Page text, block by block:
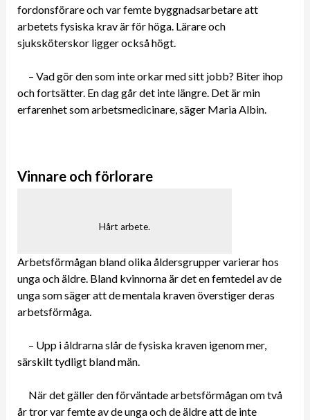
fordonsförare och var femte byggnadsarbetare att
arbetets fysiska krav är för höga. Lärare och
sjuksköterskor ligger också högt.
– Vad gör den som inte orkar med sitt jobb? Biter ihop
och fortsätter. En dag går det inte längre. Det är min
erfarenhet som arbetsmedicinare, säger Maria Albin.
Vinnare och förlorare
Hårt arbete.
Arbetsförmågan bland olika åldersgrupper varierar hos
unga och äldre. Bland kvinnorna är det en femtedel av de
unga som säger att de mentala kraven överstiger deras
arbetsförmåga.
– Upp i åldrarna slår de fysiska kraven igenom mer,
särskilt tydligt bland män.
När det gäller den förväntade arbetsförmågan om två
år tror var femte av de unga och de äldre att de inte